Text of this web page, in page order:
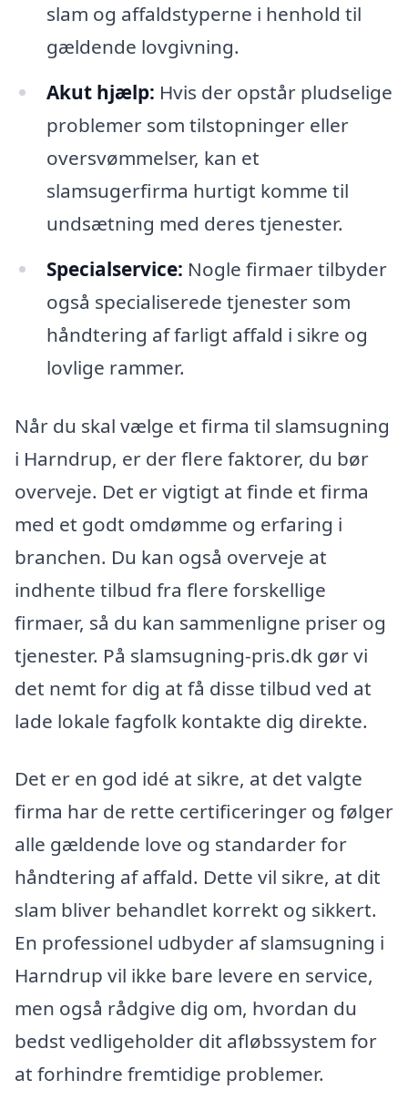
slam og affaldstyperne i henhold til
gældende lovgivning.
Akut hjælp: Hvis der opstår pludselige
problemer som tilstopninger eller
oversvømmelser, kan et
slamsugerfirma hurtigt komme til
undsætning med deres tjenester.
Specialservice: Nogle firmaer tilbyder
også specialiserede tjenester som
håndtering af farligt affald i sikre og
lovlige rammer.
Når du skal vælge et firma til slamsugning
i Harndrup, er der flere faktorer, du bør
overveje. Det er vigtigt at finde et firma
med et godt omdømme og erfaring i
branchen. Du kan også overveje at
indhente tilbud fra flere forskellige
firmaer, så du kan sammenligne priser og
tjenester. På slamsugning-pris.dk gør vi
det nemt for dig at få disse tilbud ved at
lade lokale fagfolk kontakte dig direkte.
Det er en god idé at sikre, at det valgte
firma har de rette certificeringer og følger
alle gældende love og standarder for
håndtering af affald. Dette vil sikre, at dit
slam bliver behandlet korrekt og sikkert.
En professionel udbyder af slamsugning i
Harndrup vil ikke bare levere en service,
men også rådgive dig om, hvordan du
bedst vedligeholder dit afløbssystem for
at forhindre fremtidige problemer.